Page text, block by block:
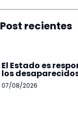
Post recientes
El Estado es
los
07/08/2026